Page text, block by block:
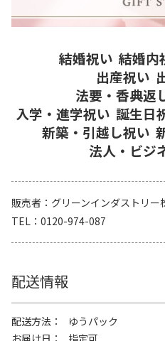
結婚祝い 結婚内
出産祝い
法要・香典返
入学・進学祝い 誕生日
新築・引越し祝い
法人・ビジ
販売者
グリーンインダストリー
TEL
0120-974-087
配送情報
配送方法
ゆうパック
お届け日
指定可